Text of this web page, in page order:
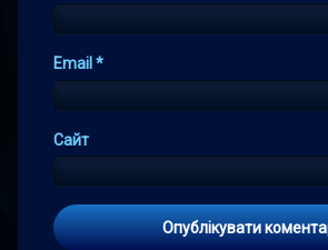
Email *
Сайт